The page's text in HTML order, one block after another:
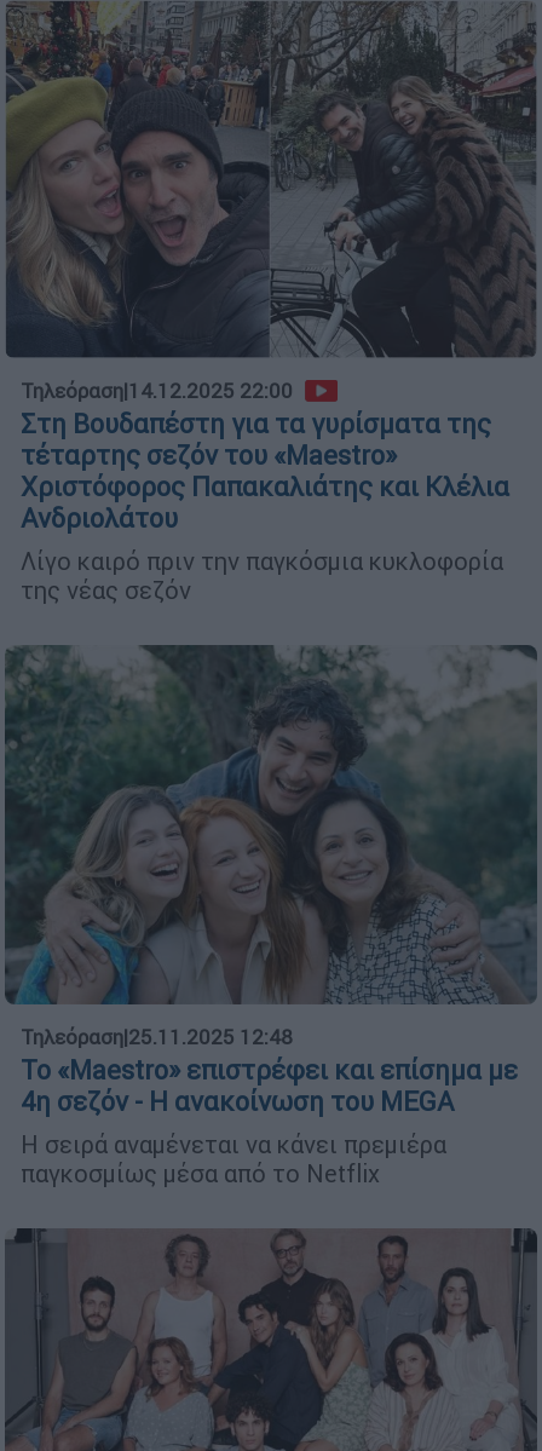
Τηλεόραση|14.12.2025 22:00
Στη Βουδαπέστη για τα γυρίσματα της
τέταρτης σεζόν του «Maestro»
Χριστόφορος Παπακαλιάτης και Κλέλια
Ανδριολάτου
Λίγο καιρό πριν την παγκόσμια κυκλοφορία
της νέας σεζόν
Τηλεόραση|25.11.2025 12:48
Το «Maestro» επιστρέφει και επίσημα με
4η σεζόν - Η ανακοίνωση του MEGA
Η σειρά αναμένεται να κάνει πρεμιέρα
παγκοσμίως μέσα από το Netflix